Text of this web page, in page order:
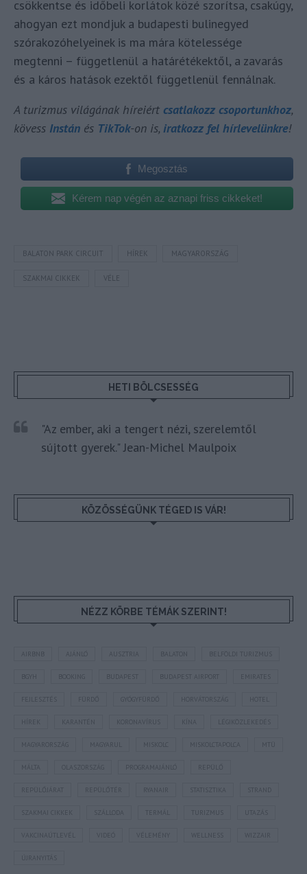
csökkentse és időbeli korlátok közé szorítsa, csakúgy,
ahogyan ezt mondjuk a budapesti bulinegyed
szórakozóhelyeinek is ma mára kötelessége
megtenni – függetlenül a határétékektől, a zavarás
és a káros hatások ezektől függetlenül fennálnak.
A turizmus világának híreiért csatlakozz csoportunkhoz,
kövess Instán és TikTok-on is, iratkozz fel hírlevelünkre!
Megosztás
Kérem nap végén az aznapi friss cikkeket!
BALATON PARK CIRCUIT HÍREK MAGYARORSZÁG
SZAKMAI CIKKEK VÉLE
HETI BÖLCSESSÉG
"Az ember, aki a tengert nézi, szerelemtől
sújtott gyerek." Jean-Michel Maulpoix
KÖZÖSSÉGÜNK TÉGED IS VÁR!
NÉZZ KÖRBE TÉMÁK SZERINT!
AUSZTRIA BALATON BELFÖLDI TURIZMUS
BUDAPEST BUDAPEST AIRPORT EMIRATES
FEJLESZTÉS HORVÁTORSZÁG HOTEL
KARANTÉN LÉGIKÖZLEKEDÉS
MAGYARORSZÁG MISKOLCTAPOLCA MTÜ
MÁLTA OLASZORSZÁG
REPÜLŐJÁRAT REPÜLŐTÉR STATISZTIKA STRAND
SZAKMAI CIKKEK SZÁLLODA TERMÁL TURIZMUS UTAZÁS
VAKCINAÚTLEVÉL WIZZAIR
ÚJRANYITÁS